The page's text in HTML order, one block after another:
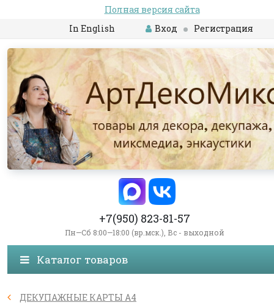
Полная версия сайта
In English
Вход Регистрация
+7(950) 823-81-57
Пн—Сб 8:00—18:00 (вр.мск.), Вс - выходной
Каталог товаров
ДЕКУПАЖНЫЕ КАРТЫ А4